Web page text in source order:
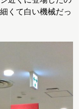
くて白い機械だっ